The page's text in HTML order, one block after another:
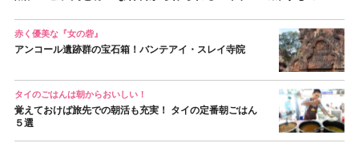
赤く優美な『女の砦』
アンコール遺跡群の宝石箱！バンテアイ・スレイ寺院
タイのごはんは朝からおいしい！
覚えておけば旅先での朝活も充実！ タイの定番朝ごはん
５選